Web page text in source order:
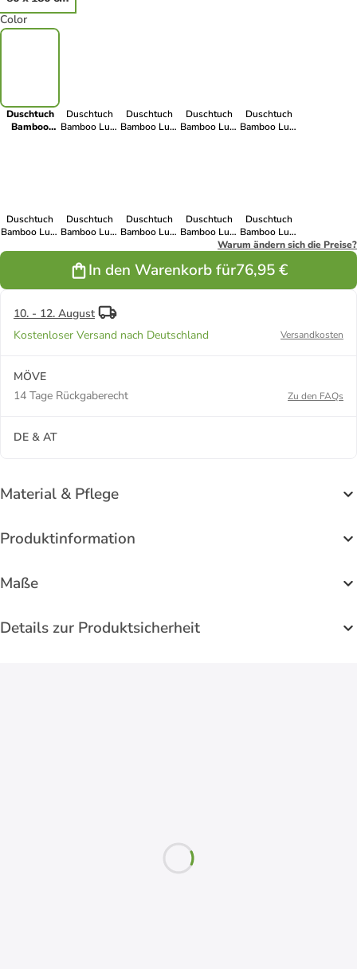
Color
Duschtuch
Bamboo
Duschtuch
Bamboo Luxe
Duschtuch
Bamboo Luxe
Duschtuch
Bamboo Luxe
Duschtuch
Bamboo Luxe
Duschtuch
Bamboo Luxe
Duschtuch
Bamboo Luxe
Duschtuch
Bamboo Luxe
Duschtuch
Bamboo Luxe
in steelblue
Duschtuch
Bamboo Luxe
in iris
Warum ändern sich die Preise?
In den Warenkorb für76,95 €
10. - 12. August
Kostenloser Versand nach Deutschland
Versandkosten
MÖVE
14 Tage Rückgaberecht
Zu den FAQs
DE & AT
Material & Pflege
Produktinformation
Maße
Details zur Produktsicherheit